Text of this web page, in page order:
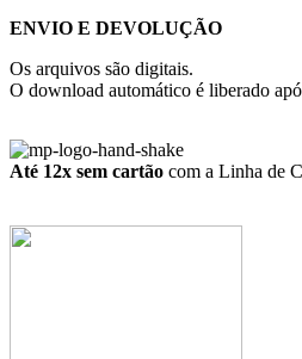
ENVIO E DEVOLUÇÃO
Os arquivos são digitais.
O download automático é liberado
Até 12x sem cartão com a Linha de